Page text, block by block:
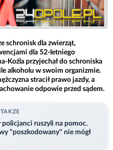
schronisk dla zwierząt,
dla 52-letniego
Koźla przyjechał do schroniska
alkoholu w swoim organizmie.
stracił prawo jazdy, a
odpowie przed sądem.
policjanci ruszyli na pomoc.
"poszkodowany" nie mógł